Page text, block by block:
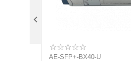
AE-SFP+-BX40-U
